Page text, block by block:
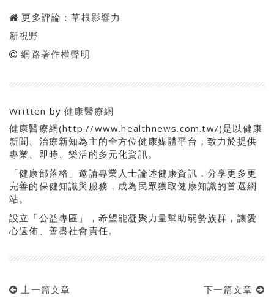
更多評論：草根影響力
新視野
網路著作權聲明
Written by健康醫療網
健康醫療網(http://www.healthnews.com.tw/)是以健康
新聞、治療新知為主的全方位健康媒體平台，致力於提供
專業、即時、樂活的多元化資訊。
「健康部落格」邀請專業人士論述健康資訊，分享更多更
完善的保健知識與服務，成為民眾獲取健康知識的首選網
站。
設立「公益專區」，希望能凝聚力量幫助弱勢族群，讓愛
心遠佈、善盡社會責任。
上一篇文章
下一篇文章